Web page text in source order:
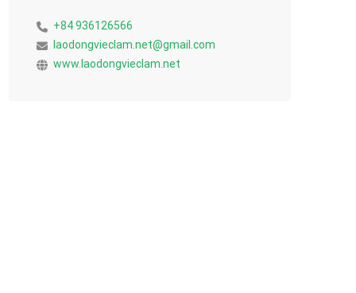
+84 936126566
laodongvieclam.net@gmail.com
www.laodongvieclam.net